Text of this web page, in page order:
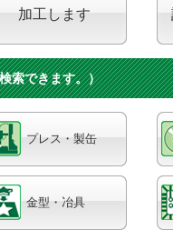
加工します
索できます。）
プレス・製缶
金型・冶具